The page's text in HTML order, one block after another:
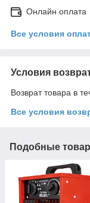
Онлайн оплата
Все условия
Условия
Возврат товара в
Все условия
Подобные